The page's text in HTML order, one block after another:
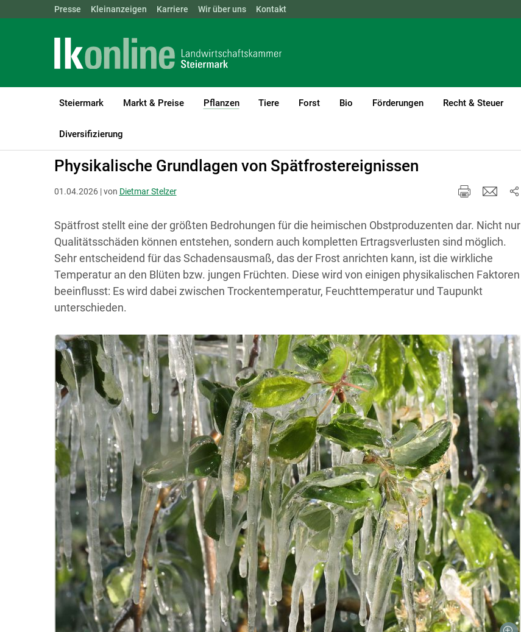
Landwirtschaftskammern: ÖSTERREICH BGLD KTN NÖ
Presse Kleinanzeigen Karriere Wir über uns Kontakt
Steiermark Markt & Preise Pflanzen
(current)1
Tiere Forst Bio Förderungen Recht & Steuer
Diversifizierung
LK Steiermark Pflanzen
Physikalische Grundlagen von Spätfrostereignissen
01.04.2026 | von Dietmar Stelzer
Spätfrost stellt eine der größten Bedrohungen für die heimischen Obstproduzenten dar. Nicht nur
Qualitätsschäden können entstehen, sondern auch kompletten Ertragsverlusten sind möglich.
Sehr entscheidend für das Schadensausmaß, das der Frost anrichten kann, ist die wirkliche
Temperatur an den Blüten bzw. jungen Früchten. Diese wird von einigen physikalischen Faktoren
beeinflusst: Es wird dabei zwischen Trockentemperatur, Feuchttemperatur und Taupunkt
unterschieden.